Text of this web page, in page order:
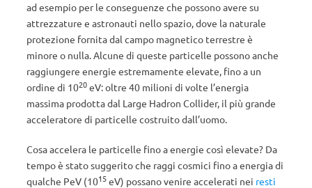
ad esempio per le conseguenze che possono avere su
attrezzature e astronauti nello spazio, dove la naturale
protezione fornita dal campo magnetico terrestre è
minore o nulla. Alcune di queste particelle possono anche
raggiungere energie estremamente elevate, fino a un
ordine di 1020eV: oltre 40 milioni di volte l’energia
massima prodotta dal Large Hadron Collider, il più grande
acceleratore di particelle costruito dall’uomo.
Cosa accelera le particelle fino a energie così elevate? Da
tempo è stato suggerito che raggi cosmici fino a energia di
qualche PeV (1015eV) possano venire accelerati nei resti